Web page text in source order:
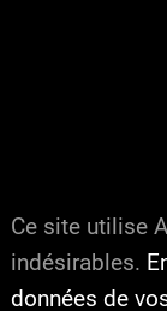
Ce site utilise
indésirables.
données de